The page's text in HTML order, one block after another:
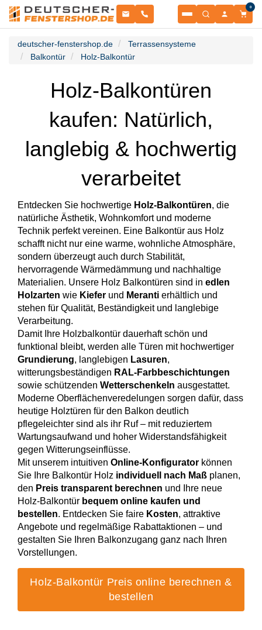
0
Fenster
Kunststofffenster
Kunststoff-Alu Fenster
Alu Fenster
Holz-Alu Fenster
Fenster konfigurieren
WEITERE FENSTER
Brandschutzfenster
Bogenfenster
Durchreichefenster
Kunststoffbalkontüren
Kunststoff-Alu Balkontüren
Alu Balkontüren
Holzbalkontüren
WEITERE BALKONTÜREN
Abschließbare Balkontüren
Nach aussen öffnende Balkontüren
Terrassentüren
NACH TÜRENTYP
PSK-Türen
Hebeschiebetüren
Faltschiebetüren
PAS-Türen
HEBESCHIEBETÜREN NACH MATERIAL
Hebeschiebetüren Aluminium
Hebeschiebetüren Kunststoff
Hebeschiebetüren Holz
Hebeschiebetüren Holz-Alu
Haustüren
NACH MATERIAL
Holz-Haustüren
PVC-Haustüren
Haustür konfigurieren
Brand- / Rauchschutztüren
Haustüren mit Seitenteil
Kellertüren
Modell-Haustüren
Nebeneinganstüren
Pivottüren
Sonnenschutz
ROLLLÄDEN & RAFFSTOREN
Aufsatzraffstoren
Aufsatzrollläden
Unterputzraffstoren
Vorbauraffstoren
Vorbaurollläden
Rollläden konfigurieren
Raffstoren konfigurieren
SEKTIONALTORE
Sektionaltore
Sektionaltor Konfigurieren
MARKEN & VARIANTEN
Drutex Sektionaltore
Krispol Sektionaltore
Sektionaltore mit Schlupftüre
Sektionaltor Farben und Dekore
Rolltore
ZUBEHÖR & ERSATZTEILE
Abdeckleisten
Winkelprofile
Blendrahmenverbreiterungen
Fensterbänke
Fensterbankanschlussprofile
Informationsportal
RESSOURCEN
Produktkataloge
Schnittzeichnungen Suche
Fenster Wiki
Anleitungen
deutscher-fenstershop.de
Terrassensysteme
Balkontür
Holz-Balkontür
Holz-Balkontüren
kaufen: Natürlich,
langlebig & hochwertig
verarbeitet
Entdecken Sie hochwertige Holz-Balkontüren, die
natürliche Ästhetik, Wohnkomfort und moderne
Technik perfekt vereinen. Eine Balkontür aus Holz
schafft nicht nur eine warme, wohnliche Atmosphäre,
sondern überzeugt auch durch Stabilität,
hervorragende Wärmedämmung und nachhaltige
Materialien. Unsere Holz Balkontüren sind in edlen
Holzarten wie Kiefer und Meranti erhältlich und
stehen für Qualität, Beständigkeit und langlebige
Verarbeitung.
Damit Ihre Holzbalkontür dauerhaft schön und
funktional bleibt, werden alle Türen mit hochwertiger
Grundierung, langlebigen Lasuren,
witterungsbeständigen RAL-Farbbeschichtungen
sowie schützenden Wetterschenkeln ausgestattet.
Moderne Oberflächenveredelungen sorgen dafür, dass
heutige Holztüren für den Balkon deutlich
pflegeleichter sind als ihr Ruf – mit reduziertem
Wartungsaufwand und hoher Widerstandsfähigkeit
gegen Witterungseinflüsse.
Mit unserem intuitiven Online-Konfigurator können
Sie Ihre Balkontür Holz individuell nach Maß planen,
den Preis transparent berechnen und Ihre neue
Holz-Balkontür bequem online kaufen und
bestellen. Entdecken Sie faire Kosten, attraktive
Angebote und regelmäßige Rabattaktionen – und
gestalten Sie Ihren Balkonzugang ganz nach Ihren
Vorstellungen.
Holz-Balkontür Preis online berechnen &
bestellen